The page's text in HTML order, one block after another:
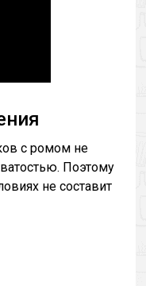
с ромом не
Поэтому
не составит